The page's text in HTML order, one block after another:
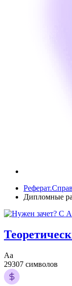
Дипломные
Аа
29307 символов